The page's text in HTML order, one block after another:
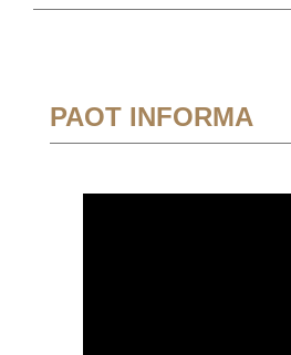
PAOT INFORMA